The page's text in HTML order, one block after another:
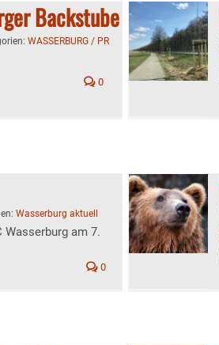
Backstube
WASSERBURG / PR
0
Wasserburg aktuell
Wasserburg am 7.
0